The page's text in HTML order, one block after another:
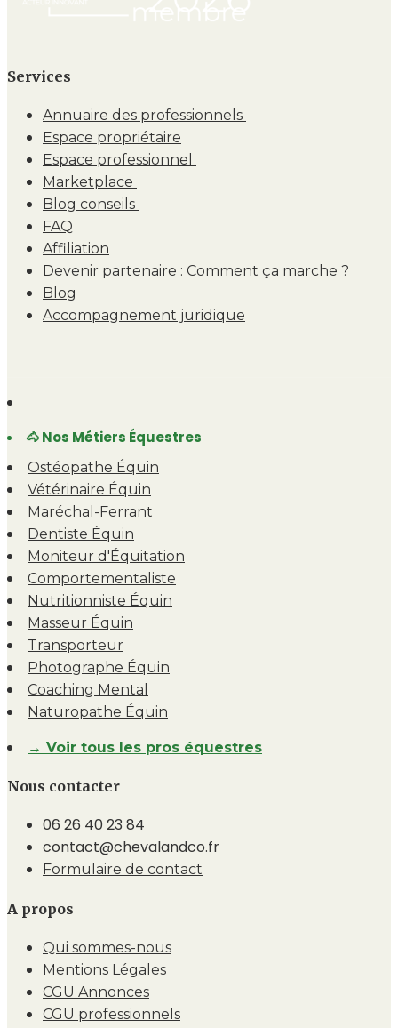
Services
Annuaire des professionnels
Espace propriétaire
Espace professionnel
Marketplace
Blog conseils
FAQ
Affiliation
Devenir partenaire : Comment ça marche ?
Blog
Accompagnement juridique
🐴 Nos Métiers Équestres
Ostéopathe Équin
Vétérinaire Équin
Maréchal-Ferrant
Dentiste Équin
Moniteur d'Équitation
Comportementaliste
Nutritionniste Équin
Masseur Équin
Transporteur
Photographe Équin
Coaching Mental
Naturopathe Équin
→ Voir tous les pros équestres
Nous contacter
06 26 40 23 84
contact@chevalandco.fr
Formulaire de contact
A propos
Qui sommes-nous
Mentions Légales
CGU Annonces
CGU professionnels